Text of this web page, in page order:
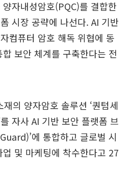
자내성암호(PQC)를 결합한
시장 공략에 나선다. AI 기반
컴퓨터 암호 해독 위협에 동
보안 체계를 구축한다는 전
의 양자암호 솔루션 ‘퀀텀세
자사 AI 기반 보안 플랫폼 브
에 통합하고 글로벌 시
및 마케팅에 착수한다고 27